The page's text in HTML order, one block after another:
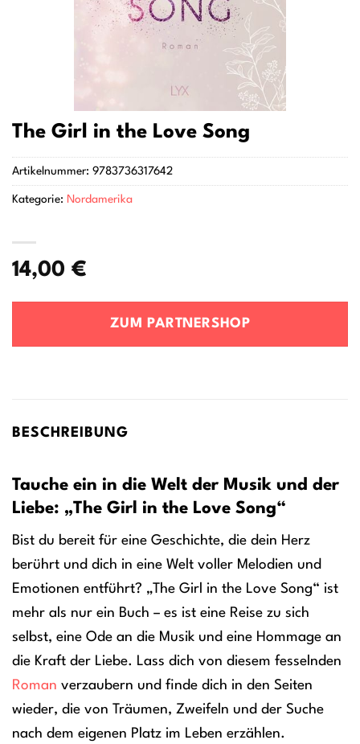
The Girl in the Love Song
14,00 €
ZUM PARTNERSHOP
Artikelnummer: 9783736317642
Kategorie: Nordamerika
BESCHREIBUNG
Tauche ein in die Welt der Musik und der
Liebe: „The Girl in the Love Song“
Bist du bereit für eine Geschichte, die dein Herz
berührt und dich in eine Welt voller Melodien und
Emotionen entführt? „The Girl in the Love Song“ ist
mehr als nur ein Buch – es ist eine Reise zu sich
selbst, eine Ode an die Musik und eine Hommage an
die Kraft der Liebe. Lass dich von diesem fesselnden
Roman verzaubern und finde dich in den Seiten
wieder, die von Träumen, Zweifeln und der Suche
nach dem eigenen Platz im Leben erzählen.